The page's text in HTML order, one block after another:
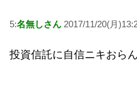
5:名無しさん 2017/11/20(月
投資信託に自信ニキおら